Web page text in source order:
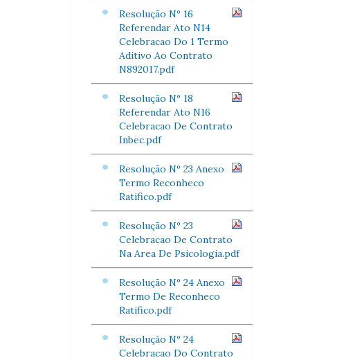
Resolução Nº 16
Referendar Ato N14
Celebracao Do 1 Termo
Aditivo Ao Contrato
N892017.pdf
Resolução Nº 18
Referendar Ato N16
Celebracao De Contrato
Inbec.pdf
Resolução Nº 23 Anexo
Termo Reconheco
Ratifico.pdf
Resolução Nº 23
Celebracao De Contrato
Na Area De Psicologia.pdf
Resolução Nº 24 Anexo
Termo De Reconheco
Ratifico.pdf
Resolução Nº 24
Celebracao Do Contrato